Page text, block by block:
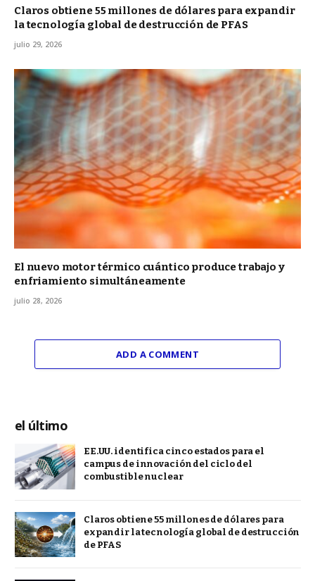
Claros obtiene 55 millones de dólares para expandir
la tecnología global de destrucción de PFAS
julio 29, 2026
El nuevo motor térmico cuántico produce trabajo y
enfriamiento simultáneamente
julio 28, 2026
ADD A COMMENT
el último
EE.UU. identifica cinco estados para el
campus de innovación del ciclo del
combustible nuclear
Claros obtiene 55 millones de dólares para
expandir la tecnología global de destrucción
de PFAS